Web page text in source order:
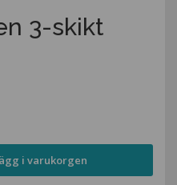
3-skikt
i varukorgen